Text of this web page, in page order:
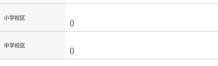
小学校区 ()
中学校区 ()